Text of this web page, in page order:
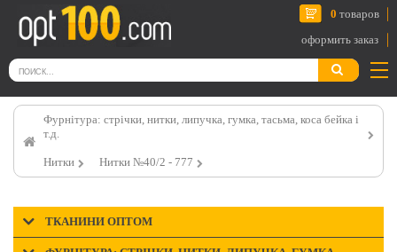
0 товаров
оформить заказ
Фурнітура: стрічки, нитки, липучка, гумка, тасьма, коса бейка і
т.д.
Нитки Нитки №40/2 - 777
ТКАНИНИ ОПТОМ